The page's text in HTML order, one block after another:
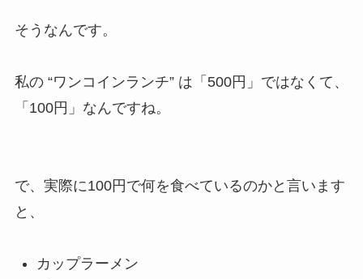
そうなんです。
私の “ワンコインランチ” は「500円」ではなくて、
「100円」なんですね。
で、実際に100円で何を食べているのかと言います
と、
カップラーメン